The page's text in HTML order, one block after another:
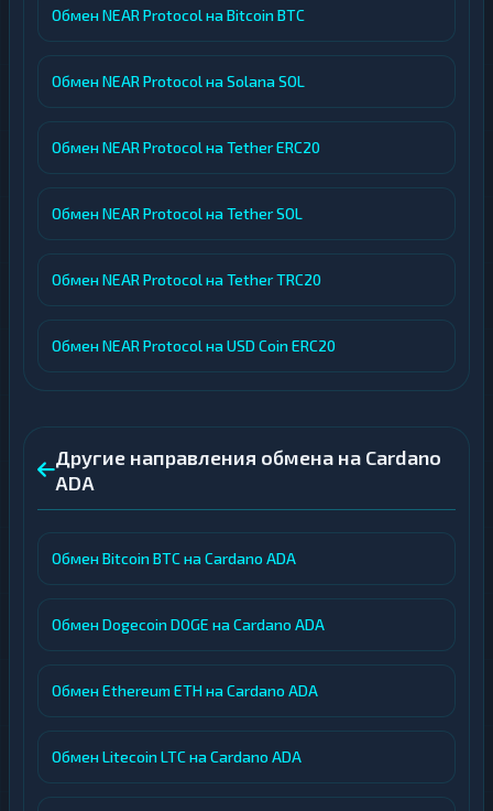
Обмен NEAR Protocol на Bitcoin BTC
Обмен NEAR Protocol на Solana SOL
Обмен NEAR Protocol на Tether ERC20
Обмен NEAR Protocol на Tether SOL
Обмен NEAR Protocol на Tether TRC20
Обмен NEAR Protocol на USD Coin ERC20
Другие направления обмена на Cardano
ADA
Обмен Bitcoin BTC на Cardano ADA
Обмен Dogecoin DOGE на Cardano ADA
Обмен Ethereum ETH на Cardano ADA
Обмен Litecoin LTC на Cardano ADA